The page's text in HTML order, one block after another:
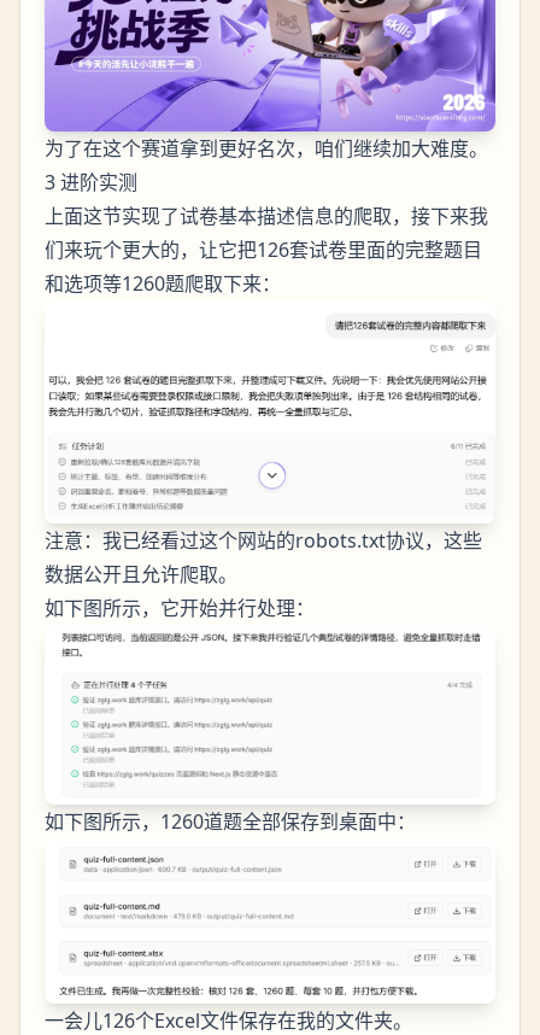
为了在这个赛道拿到更好名次，咱们继续加大难度。
3 进阶实测
上面这节实现了试卷基本描述信息的爬取，接下来我
们来玩个更大的，让它把126套试卷里面的完整题目
和选项等1260题爬取下来：
注意：我已经看过这个网站的robots.txt协议，这些
数据公开且允许爬取。
如下图所示，它开始并行处理：
如下图所示，1260道题全部保存到桌面中：
一会儿126个Excel文件保存在我的文件夹。